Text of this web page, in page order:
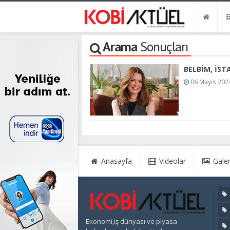
AramaSonuçları
BELBİM,
06 Mayıs
Anasayfa Videolar
Ekonomi,iş dünyası ve piyasa